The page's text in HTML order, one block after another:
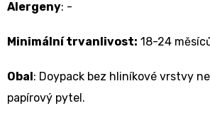
Alergeny: -
Minimální trvanlivost: 18-24
Obal: Doypack bez hliníkové vrstvy
papírový pytel.